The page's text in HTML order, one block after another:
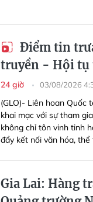
Điểm tin
truyền - Hội tụ
24 giờ 03/08/2026
(GLO)- Liên hoan Quốc
khai mạc với sự tham
không chỉ tôn vinh tinh
đẩy kết nối văn hóa, thể
Gia Lai: Hàng